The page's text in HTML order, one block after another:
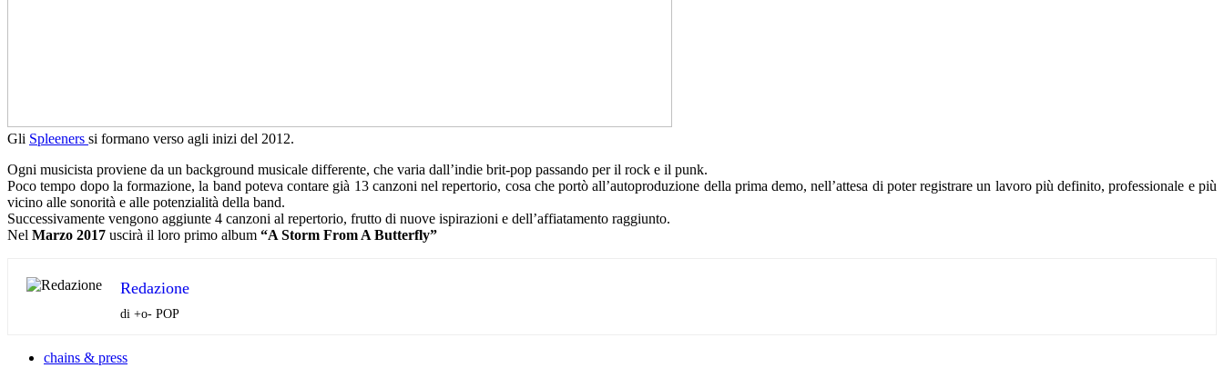
Gli Spleeners si formano verso agli inizi del 2012.
Ogni musicista proviene da un background musicale differente, che varia dall’indie brit-pop passando per il rock e il punk.
Poco tempo dopo la formazione, la band poteva contare già 13 canzoni nel repertorio, cosa che portò all’autoproduzione della prima demo, nell’attesa di poter registrare un lavoro più definito, professionale e più
vicino alle sonorità e alle potenzialità della band.
Successivamente vengono aggiunte 4 canzoni al repertorio, frutto di nuove ispirazioni e dell’affiatamento raggiunto.
Nel Marzo 2017 uscirà il loro primo album “A Storm From A Butterfly”
Redazione
di +o- POP
chains & press